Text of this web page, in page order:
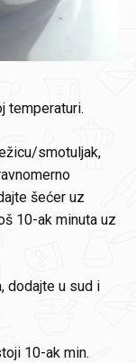
temperaturi.
smotuljak,
šećer uz
10-ak minuta uz
dodajte u sud i
10-ak min.